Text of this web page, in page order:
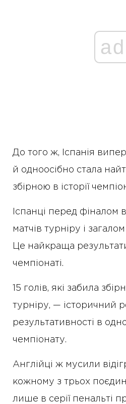
ad
До того ж, Іспанія
й одноосібно стала
збірною в історії
Іспанці перед фіналом
матчів турніру і
Це найкраща
чемпіонаті.
15 голів, які забила
турніру, — історичний
результативності в
чемпіонату.
Англійці ж мусили
кожному з трьох
лише в серії пенальті